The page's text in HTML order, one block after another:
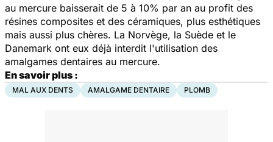
au mercure baisserait de 5 à 10% par an au profit des
résines composites et des céramiques, plus esthétiques
mais aussi plus chères. La Norvège, la Suède et le
Danemark ont eux déjà interdit l'utilisation des
amalgames dentaires au mercure.
En savoir plus :
MAL AUX DENTS AMALGAME DENTAIRE PLOMB